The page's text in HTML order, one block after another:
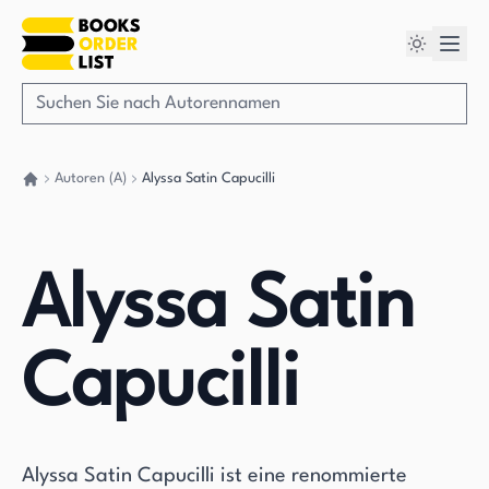
Autoren (A) Alyssa Satin Capucilli
Alyssa Satin
Capucilli
Alyssa Satin Capucilli ist eine renommierte